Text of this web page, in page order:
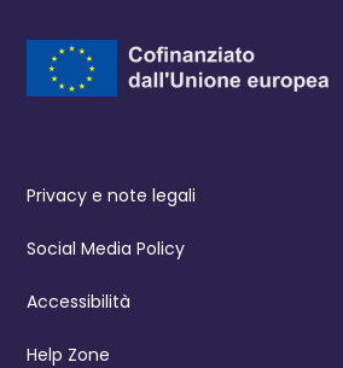
Privacy e note legali
Social Media Policy
Accessibilità
Help Zone